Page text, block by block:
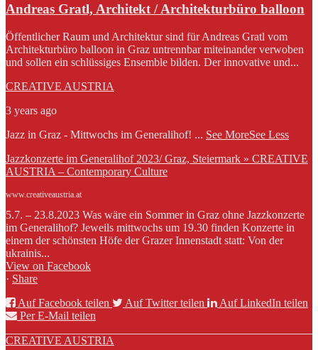
Andreas Gratl, Architekt / Architekturbüro balloon
Öffentlicher Raum und Architektur sind für Andreas Gratl vom
Architekturbüro balloon in Graz untrennbar miteinander verwoben
und sollen ein schlüssiges Ensemble bilden. Der innovative und...
CREATIVE AUSTRIA
3 years ago
Jazz in Graz - Mittwochs im Generalihof! ... See MoreSee Less
Jazzkonzerte im Generalihof 2023/ Graz, Steiermark » CREATIVE
AUSTRIA – Contemporary Culture
www.creativeaustria.at
5.7. – 23.8.2023 Was wäre ein Sommer in Graz ohne Jazzkonzerte
im Generalihof? Jeweils mittwochs um 19.30 finden Konzerte in
einem der schönsten Höfe der Grazer Innenstadt statt: Von der
ukrainis...
View on Facebook
· Share
Auf Facebook teilen
Auf Twitter teilen
Auf LinkedIn teilen
Per E-Mail teilen
CREATIVE AUSTRIA